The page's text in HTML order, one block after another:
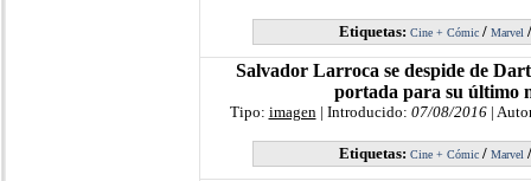
Etiquetas: Cine + Cómic/ Marvel
Salvador Larroca se despide de
portada para su último
Tipo: imagen| Introducido: 07/08/2016|
Etiquetas: Cine + Cómic/ Marvel